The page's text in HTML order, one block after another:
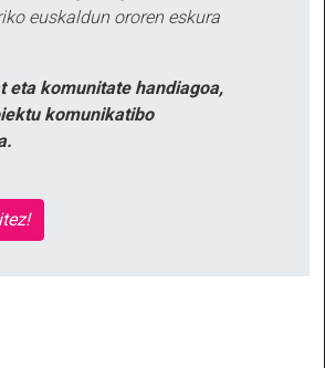
euskaldun ororen eskura
eta komunitate handiagoa,
komunikatibo